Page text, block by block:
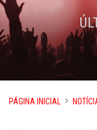
PÁGINA INICIAL